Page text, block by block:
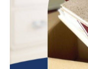
た業者を選び、必ず
う。無駄なく、安心
自治体の情報と信頼
す。